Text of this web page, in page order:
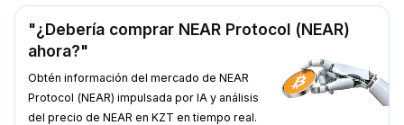
"¿Debería comprar NEAR Protocol (NEAR)
ahora?"
Obtén información del mercado de NEAR
Protocol (NEAR) impulsada por IA y análisis
del precio de NEAR en KZT en tiempo real.